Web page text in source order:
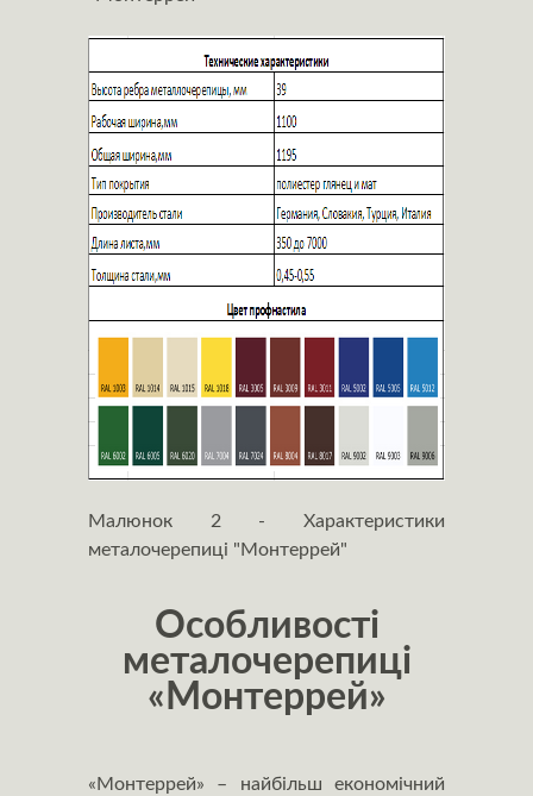
Малюнок 2 - Характеристики
металочерепиці "Монтеррей"
Особливості
металочерепиці
«Монтеррей»
«Монтеррей» – найбільш економічний